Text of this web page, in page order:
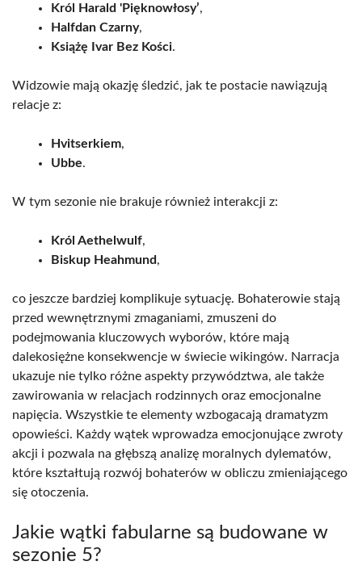
Król Harald 'Pięknowłosy’,
Halfdan Czarny,
Książę Ivar Bez Kości.
Widzowie mają okazję śledzić, jak te postacie nawiązują
relacje z:
Hvitserkiem,
Ubbe.
W tym sezonie nie brakuje również interakcji z:
Król Aethelwulf,
Biskup Heahmund,
co jeszcze bardziej komplikuje sytuację. Bohaterowie stają
przed wewnętrznymi zmaganiami, zmuszeni do
podejmowania kluczowych wyborów, które mają
dalekosiężne konsekwencje w świecie wikingów. Narracja
ukazuje nie tylko różne aspekty przywództwa, ale także
zawirowania w relacjach rodzinnych oraz emocjonalne
napięcia. Wszystkie te elementy wzbogacają dramatyzm
opowieści. Każdy wątek wprowadza emocjonujące zwroty
akcji i pozwala na głębszą analizę moralnych dylematów,
które kształtują rozwój bohaterów w obliczu zmieniającego
się otoczenia.
Jakie wątki fabularne są budowane w
sezonie 5?